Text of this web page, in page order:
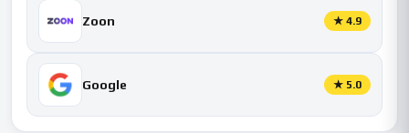
Zoon ★ 4.9
Google ★ 5.0